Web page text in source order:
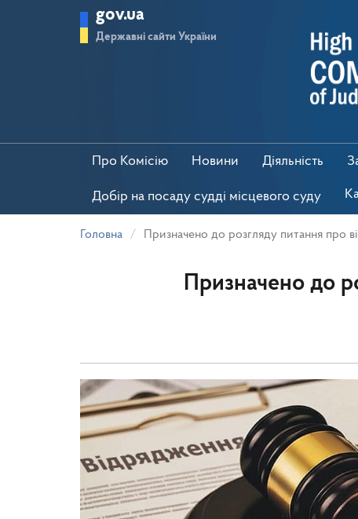
gov.ua
Державні сайти України
Про Комісію Новини Діяльність
Добір на посаду судді місцевого суду
Головна Призначено до розгляду питання про
Призначено до